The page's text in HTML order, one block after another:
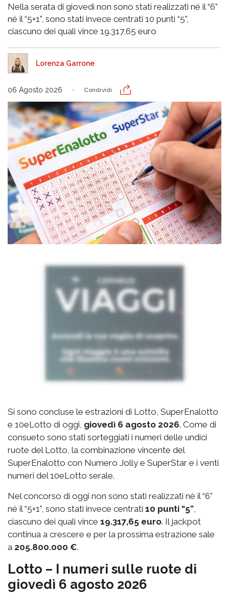
Nella serata di giovedì non sono stati realizzati né il “6”
né il “5+1”, sono stati invece centrati 10 punti “5”,
ciascuno dei quali vince 19.317,65 euro
Lorenza Garrone
06 Agosto 2026 Condividi
Si sono concluse le estrazioni di Lotto, SuperEnalotto
e 10eLotto di oggi, giovedì 6 agosto 2026. Come di
consueto sono stati sorteggiati i numeri delle undici
ruote del Lotto, la combinazione vincente del
SuperEnalotto con Numero Jolly e SuperStar e i venti
numeri del 10eLotto serale.
Nel concorso di oggi non sono stati realizzati né il “6”
né il “5+1”, sono stati invece centrati 10 punti “5”,
ciascuno dei quali vince 19.317,65 euro. Il jackpot
continua a crescere e per la prossima estrazione sale
a 205.800.000 €.
Lotto – I numeri sulle ruote di
giovedì 6 agosto 2026